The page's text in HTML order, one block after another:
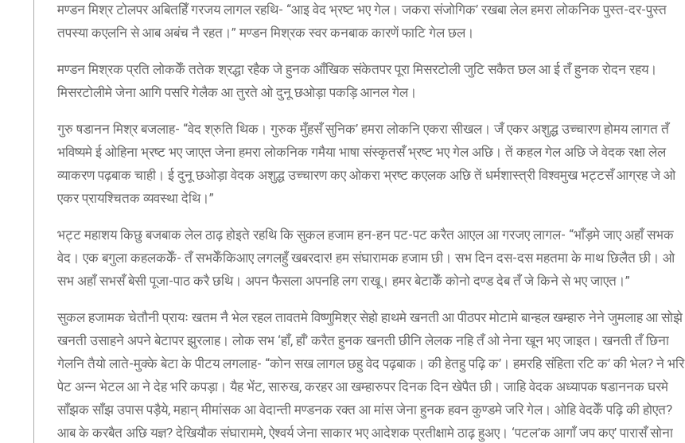
मण्डन मिश्र टोलपर अबितहिँ गरजय लागल रहथि- “आइ वेद भ्रष्ट भए गेल। जकरा संजोगिक’ रखबा लेल हमरा लोकनिक पुस्त-दर-पुस्त
तपस्या कएलनि से आब अबंच नै रहत।” मण्डन मिश्रक स्वर कनबाक कारणें फाटि गेल छल।
मण्डन मिश्रक प्रति लोककेँ ततेक श्रद्धा रहैक जे हुनक आँखिक संकेतपर पूरा मिसरटोली जुटि सकैत छल आ ई तँ हुनक रोदन रहय।
मिसरटोलीमे जेना आगि पसरि गेलैक आ तुरते ओ दुनू छओड़ा पकड़ि आनल गेल।
गुरु षडानन मिश्र बजलाह- “वेद श्रुति थिक। गुरुक मुँहसँ सुनिक’ हमरा लोकनि एकरा सीखल। जँ एकर अशुद्ध उच्चारण होमय लागत तँ
भविष्यमे ई ओहिना भ्रष्ट भए जाएत जेना हमरा लोकनिक गमैया भाषा संस्कृतसँ भ्रष्ट भए गेल अछि। तें कहल गेल अछि जे वेदक रक्षा लेल
व्याकरण पढ़बाक चाही। ई दुनू छओड़ा वेदक अशुद्ध उच्चारण कए ओकरा भ्रष्ट कएलक अछि तें धर्मशास्त्री विश्वमुख भट्टसँ आग्रह जे ओ
एकर प्रायश्चितक व्यवस्था देथि।”
भट्ट महाशय किछु बजबाक लेल ठाढ़ होइते रहथि कि सुकल हजाम हन-हन पट-पट करैत आएल आ गरजए लागल- “भाँड़मे जाए अहाँ सभक
वेद। एक बगुला कहलककेँ- तँ सभकेँकिआए लगलहुँ खबरदार! हम संघारामक हजाम छी। सभ दिन दस-दस महतमा के माथ छिलैत छी। ओ
सभ अहाँ सभसँ बेसी पूजा-पाठ करै छथि। अपन फैसला अपनहि लग राखू। हमर बेटाकेँ कोनो दण्ड देब तँ जे किने से भए जाएत।”
सुकल हजामक चेतौनी प्रायः खतम नै भेल रहल तावतमे विष्णुमिश्र सेहो हाथमे खनती आ पीठपर मोटामे बान्हल खम्हारु नेने जुमलाह आ सोझे
खनती उसाहने अपने बेटापर झुरलाह। लोक सभ ‘हाँ, हाँ’ करैत हुनक खनती छीनि लेलक नहि तँ ओ नेना खून भए जाइत। खनती तँ छिना
गेलनि तैयो लाते-मुक्के बेटा के पीटय लगलाह- “कोन सख लागल छहु वेद पढ़बाक। की हेतहु पढ़ि क’। हमरहि संहिता रटि क’ की भेल? ने भरि
पेट अन्न भेटल आ ने देह भरि कपड़ा। यैह भेंट, सारुख, करहर आ खम्हारुपर दिनक दिन खेपैत छी। जाहि वेदक अध्यापक षडाननक घरमे
साँझक साँझ उपास पड़ैये, महान् मीमांसक आ वेदान्ती मण्डनक रक्त आ मांस जेना हुनक हवन कुण्डमे जरि गेल। ओहि वेदकेँ पढ़ि की होएत?
आब के करबैत अछि यज्ञ? देखियौक संघाराममे, ऐश्वर्य जेना साकार भए आदेशक प्रतीक्षामे ठाढ़ हुअए। ‘पटल’क आगाँ जप कए’ पारासँ सोना